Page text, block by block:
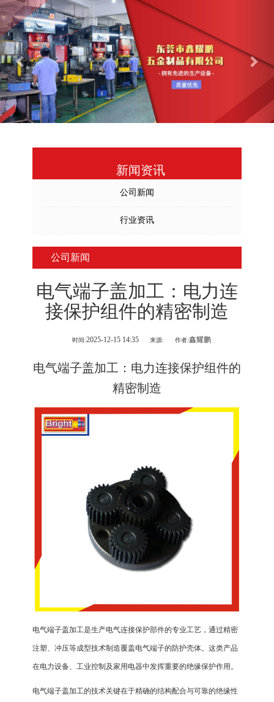
Previous
新闻资讯
公司新闻
行业资讯
公司新闻
电气端子盖加工：电力连
接保护组件的精密制造
时间:2025-12-15 14:35 来源: 作者:鑫耀鹏
电气端子盖加工 ：电力连接保护组件的
精密制造
电气端子盖加工是生产电气连接保护部件的专业工艺，通过精密
注塑、冲压等成型技术制造覆盖电气端子的防护壳体。这类产品
在电力设备、工业控制及家用电器中发挥重要的绝缘保护作用。
电气端子盖加工的技术关键在于精确的结构配合与可靠的绝缘性